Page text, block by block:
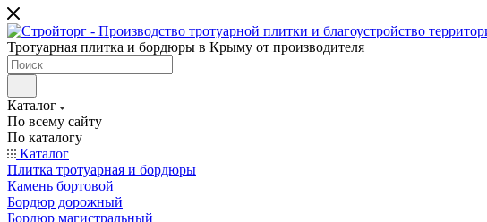
Тротуарная плитка и бордюры в Крыму от производителя
Каталог
По всему сайту
По каталогу
Каталог
Плитка тротуарная и бордюры
Камень бортовой
Бордюр дорожный
Бордюр магистральный